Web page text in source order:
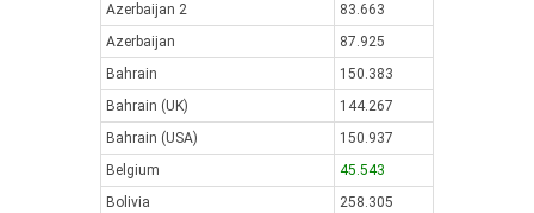
Azerbaijan 2
83.663
Azerbaijan
87.925
Bahrain
150.383
Bahrain (UK)
144.267
Bahrain (USA)
150.937
Belgium
45.543
Bolivia
258.305